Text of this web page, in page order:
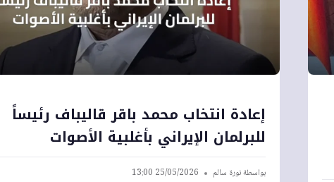
إعادة انتخاب محمد باقر قاليباف رئيساً
للبرلمان الإيراني بأغلبية الأصوات
بواسطةنورة سالم 25/05/2026 13:00